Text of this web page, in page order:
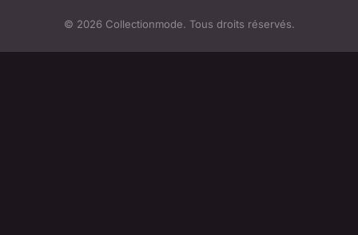
© 2026 Collectionmode. Tous droits réservés.